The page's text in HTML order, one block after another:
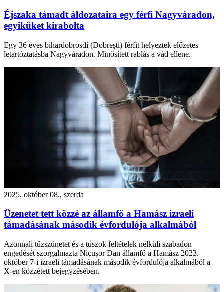
Éjszaka támadt áldozataira egy férfi Nagyváradon,
egyiküket kirabolta
Egy 36 éves bihardobrosdi (Dobrești) férfit helyeztek előzetes
letartóztatásba Nagyváradon. Minősített rablás a vád ellene.
2025. október 08., szerda
Üzenetet tett közzé az államfő a Hamász izraeli
támadásának második évfordulója alkalmából
Azonnali tűzszünetet és a túszok feltételek nélküli szabadon
engedését szorgalmazta Nicușor Dan államfő a Hamász 2023.
október 7-i izraeli támadásának második évfordulója alkalmából a
X-en közzétett bejegyzésében.